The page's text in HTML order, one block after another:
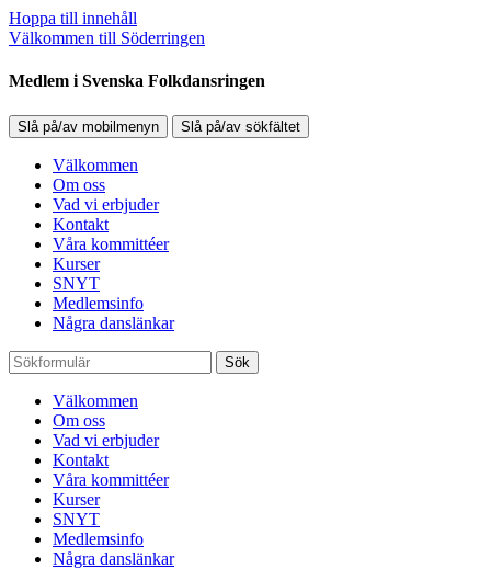
Hoppa till innehåll
Välkommen till Söderringen
Medlem i Svenska Folkdansringen
Slå på/av mobilmenyn Slå på/av sökfältet
Välkommen
Om oss
Vad vi erbjuder
Kontakt
Våra kommittéer
Kurser
SNYT
Medlemsinfo
Några danslänkar
Sök
Välkommen
Om oss
Vad vi erbjuder
Kontakt
Våra kommittéer
Kurser
SNYT
Medlemsinfo
Några danslänkar